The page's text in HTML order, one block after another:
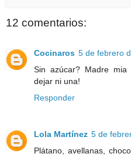
12 comentarios:
Cocinaros 5 de febrero
Sin azúcar? Madre
dejar ni una!
Responder
Lola Martínez 5 de
Plátano, avellanas,